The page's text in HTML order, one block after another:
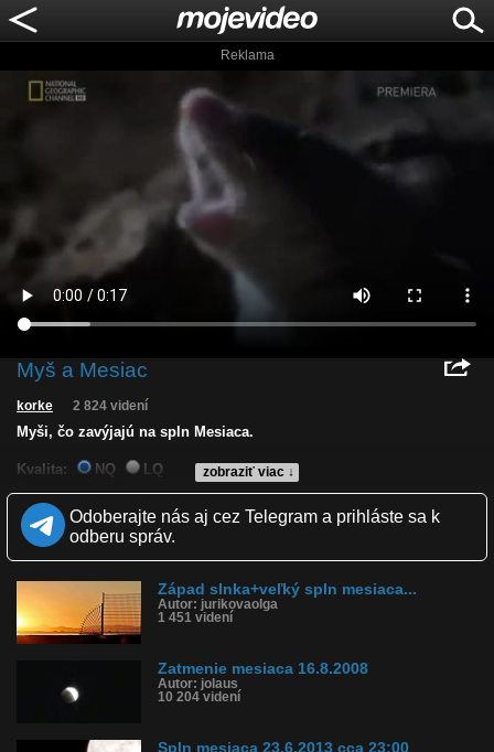
Reklama
Myš a Mesiac
zobraziť viac ↓
korke 2 824 videní
Myši, čo zavýjajú na spln Mesiaca.
Kvalita: NQ
LQ
Zverejnené: 21.1.2021 12:02
Páči sa: 50% (6 hlasov)
Obľúbené: 0
Komentárov: 0
Dľžka: 0:17
Tagy: myš, mesiac, zavýjanie, spln mesiaca
História sledovanosti videa:
Odoberajte nás aj cez Telegram a prihláste sa k
odberu správ.
Západ slnka+veľký spln mesiaca...
Autor: jurikovaolga
1 451 videní
Zatmenie mesiaca 16.8.2008
Autor: jolaus
10 204 videní
Spln mesiaca 23.6.2013 cca 23:00